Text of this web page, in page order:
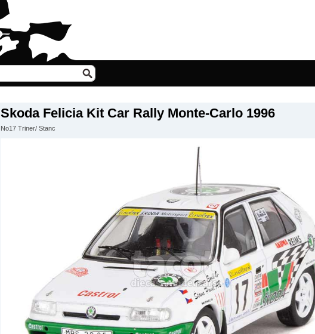
Skoda Felicia Kit Car Rally Monte-Carlo 1996
No17 Triner/ Stanc